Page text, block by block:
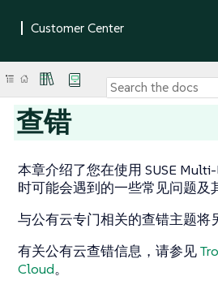
查错
本章介绍了您在使用 SUSE
时可能会遇到的一些常见问题及
与公有云专门相关的查错主题将
有关公有云查错信息，请参见
Cloud。